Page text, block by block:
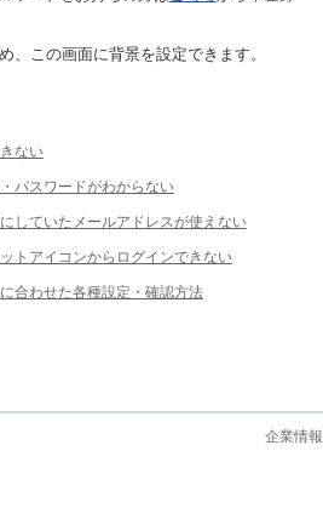
、この画面に背景を設定できます。
ない
パスワードがわからない
していたメールアドレスが使えない
トアイコンからログインできない
合わせた各種設定・確認方法
企業情報